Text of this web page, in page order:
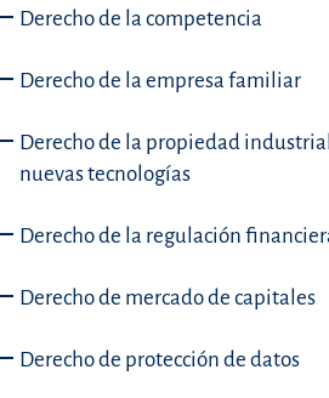
Derecho de la competencia
Derecho de la empresa familiar
Derecho de la propiedad
nuevas tecnologías
Derecho de la regulación
Derecho de mercado de capitales
Derecho de protección de datos